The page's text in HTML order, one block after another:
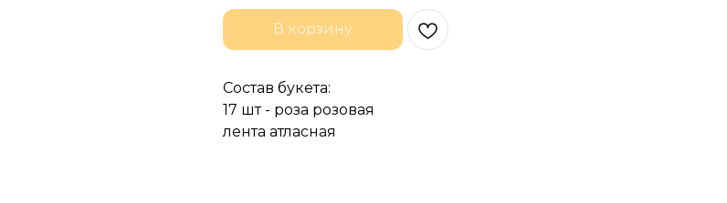
В корзину
Состав букета:
17 шт - роза розовая
лента атласная